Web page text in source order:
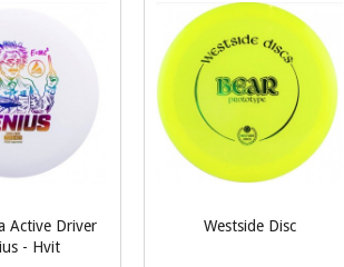
Les mer
Active Driver
- Hvit
Westside Disc